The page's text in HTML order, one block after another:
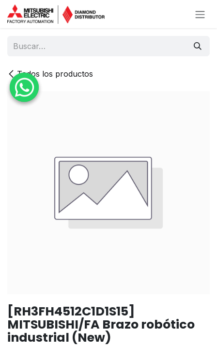
Ir al contenido
Todos los productos
[RH3FH4512C1D1S15]
MITSUBISHI/FA Brazo robótico
industrial (New)